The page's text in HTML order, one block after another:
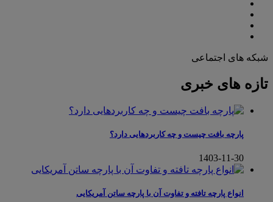
شبکه های اجتماعی
تازه های خبری
پارچه بافت چیست و چه کاربردهایی دارد؟
1403-11-30
انواع پارچه تافته و تفاوت آن با پارچه ساتن آمریکایی